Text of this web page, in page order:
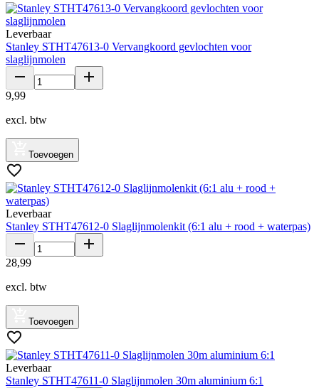
Leverbaar
Stanley STHT47613-0 Vervangkoord gevlochten voor
slaglijnmolen
9,99
excl. btw
Toevoegen
Leverbaar
Stanley STHT47612-0 Slaglijnmolenkit (6:1 alu + rood + waterpas)
28,99
excl. btw
Toevoegen
Leverbaar
Stanley STHT47611-0 Slaglijnmolen 30m aluminium 6:1